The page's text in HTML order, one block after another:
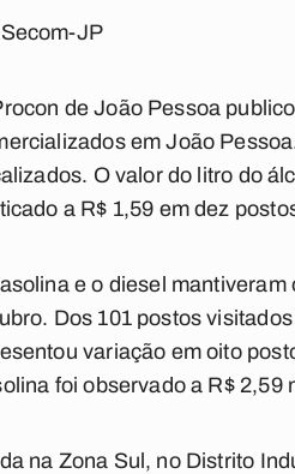
JP
de João Pessoa
em João
O valor do litro do
a R$ 1,59 em dez
e o diesel
Dos 101 postos
variação em oito
foi observado a R$
na Zona Sul, no Distrito